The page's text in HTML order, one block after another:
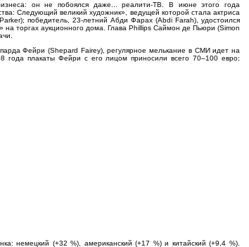
он не побоялся даже... реалити-ТВ. В июне этого года
Следующий великий художник», ведущей которой стала актриса
победитель, 23-летний Абди Фарах (Abdi Farah), удостоился
на торгах аукционного дома. Глава Phillips Саймон де Пьюри (Simon
Фейри (Shepard Fairey), регулярное мелькание в СМИ идет на
плакаты Фейри с его лицом приносили всего 70–100 евро;
немецкий (+32 %), американский (+17 %) и китайский (+9,4 %).